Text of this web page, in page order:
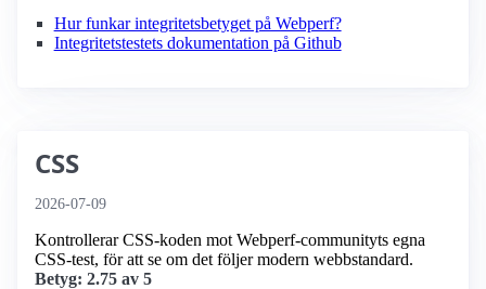
Hur funkar integritetsbetyget på Webperf?
Integritetstestets dokumentation på Github
CSS
2026-07-09
Kontrollerar CSS-koden mot Webperf-communityts egna
CSS-test, för att se om det följer modern webbstandard.
Betyg: 2.75 av 5